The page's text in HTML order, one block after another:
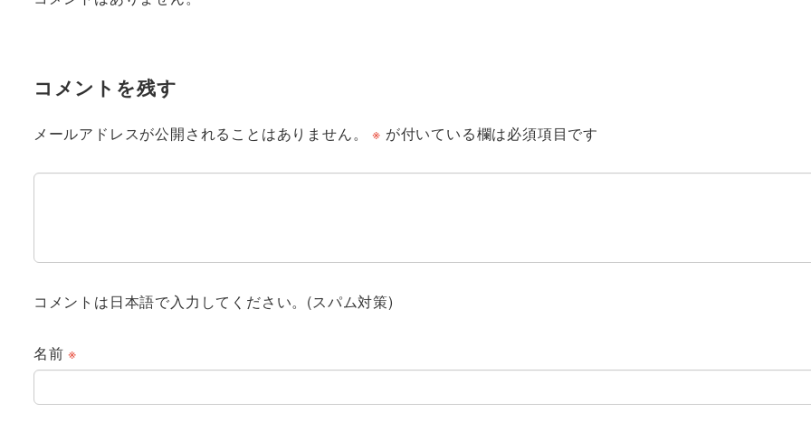
コメントを残す
メールアドレスが公開されることはありません。 ※ が付いている欄は必須項目です
コメントは日本語で入力してください。(スパム対策)
名前※